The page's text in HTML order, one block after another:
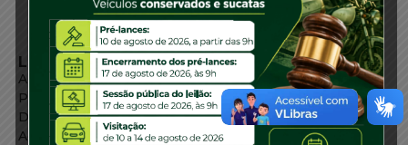
LINKS EXTERNOS
Agência de Notícias
Portal de Serviços
Diário Oficial
Acesso à Informação